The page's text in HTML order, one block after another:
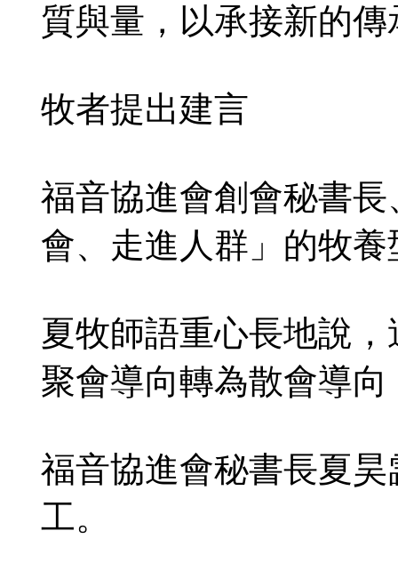
質與量，以承接新的
牧者提出建言
福音協進會創會秘書
會、走進人群」的牧
夏牧師語重心長地說
聚會導向轉為散會導
福音協進會秘書長夏
工。